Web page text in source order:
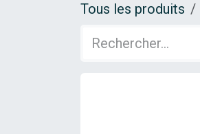
Tous les produits